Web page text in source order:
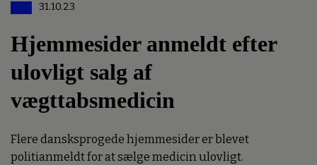
31.10.23
Hjemmesider anmeldt efter
ulovligt salg af
vægttabsmedicin
Flere dansksprogede hjemmesider er blevet
politianmeldt for at sælge medicin ulovligt.